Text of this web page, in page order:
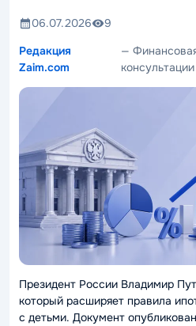
06.07.2026
9
Редакция
Zaim.com
—
консультации
Президент России Владимир
который расширяет правила
с детьми. Документ